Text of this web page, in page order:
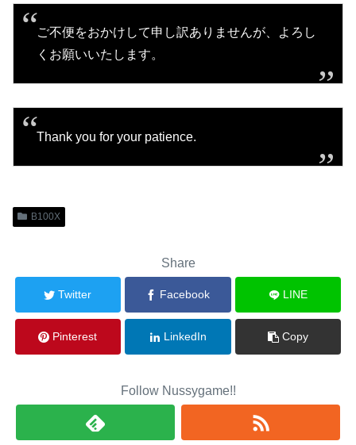
ご不便をおかけして申し訳ありませんが、よろし
くお願いいたします。
Thank you for your patience.
B100X
Share
Twitter Facebook LINE
Pinterest LinkedIn Copy
Follow Nussygame!!